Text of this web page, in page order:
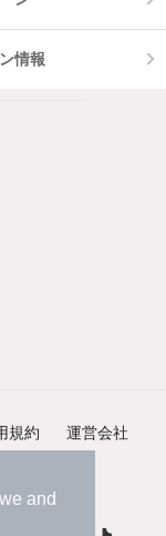
and
情報
規約 運営会社